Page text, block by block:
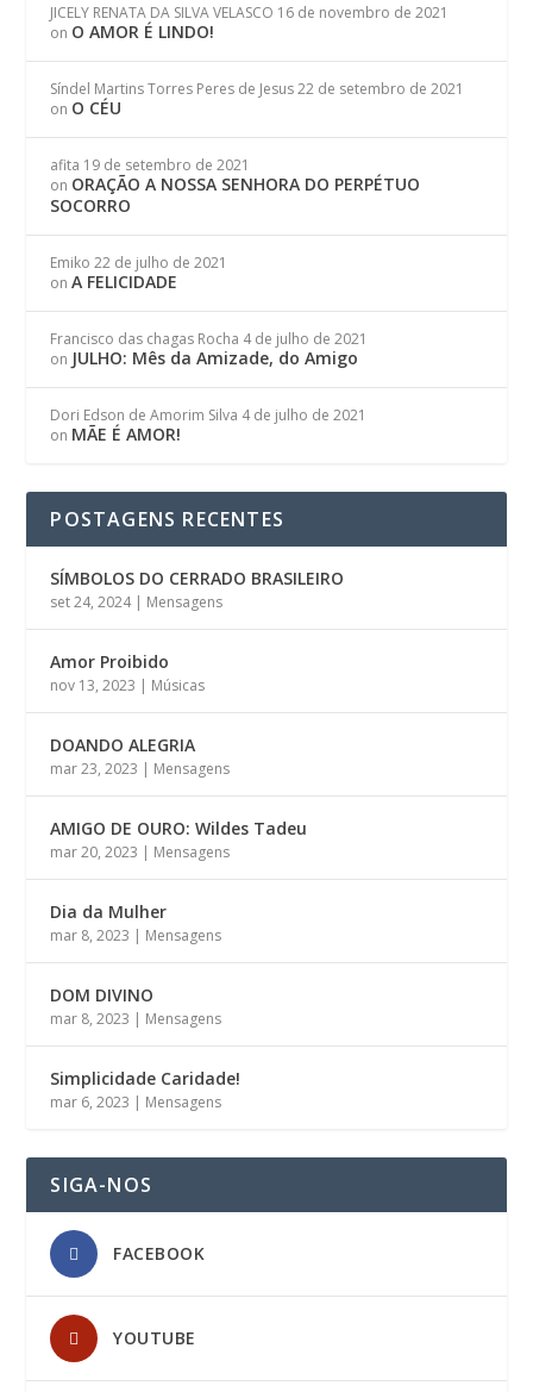
JICELY RENATA DA SILVA VELASCO 16 de novembro de 2021
on O AMOR É LINDO!
Síndel Martins Torres Peres de Jesus 22 de setembro de 2021
on O CÉU
afita 19 de setembro de 2021
on ORAÇÃO A NOSSA SENHORA DO PERPÉTUO
SOCORRO
Emiko 22 de julho de 2021
onA FELICIDADE
Francisco das chagas Rocha 4 de julho de 2021
on JULHO: Mês da Amizade, do Amigo
Dori Edson de Amorim Silva 4 de julho de 2021
on MÃE É AMOR!
POSTAGENS RECENTES
SÍMBOLOS DO CERRADO BRASILEIRO
set 24, 2024| Mensagens
Amor Proibido
nov 13, 2023 | Músicas
DOANDO ALEGRIA
mar 23, 2023 | Mensagens
AMIGO DE OURO: Wildes Tadeu
mar 20, 2023 | Mensagens
Dia da Mulher
mar 8, 2023 | Mensagens
DOM DIVINO
mar 8, 2023 | Mensagens
Simplicidade Caridade!
mar 6, 2023 | Mensagens
SIGA-NOS
FACEBOOK
YOUTUBE